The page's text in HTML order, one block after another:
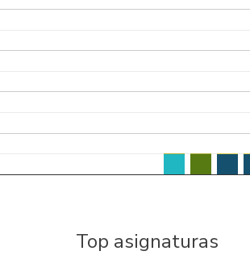
Top asignaturas